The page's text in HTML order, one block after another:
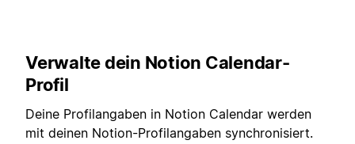
Verwalte dein Notion Calendar-
Profil
Deine Profilangaben in Notion Calendar werden
mit deinen Notion-Profilangaben synchronisiert.